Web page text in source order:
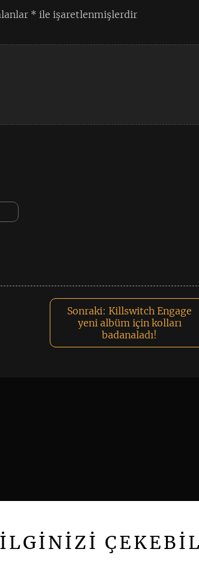
* ile işaretlenmişlerdir
Sonraki: Killswitch Engage
yeni albüm için kolları
badanaladı!
İLGİNİZİ